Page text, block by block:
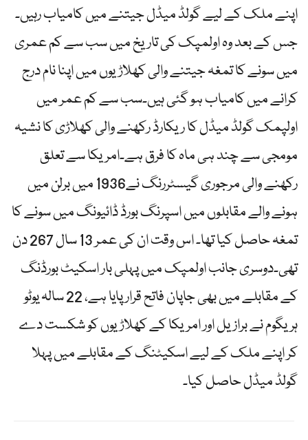
اپنے ملک کے لیے گولڈ میڈل جیتنے میں کامیاب رہیں۔
جس کے بعد وہ اولمپک کی تاریخ میں سب سے کم عمری
میں سونے کا تمغہ جیتنے والی کھلاڑیوں میں اپنا نام درج
کرانے میں کامیاب ہو گئی ہیں۔سب سے کم عمر میں
اولپمک گولڈ میڈل کا ریکارڈ رکھنے والی کھلاڑی کا نشیہ
مومجی سے چند ہی ماہ کا فرق ہے۔امریکا سے تعلق
رکھنے والی مرجوری گیسٹررنگ نے1936 میں برلن میں
ہونے والے مقابلوں میں اسپرنگ بورڈ ڈائیونگ میں سونے کا
تمغہ حاصل کیا تھا۔ اس وقت ان کی عمر 13 سال 267 دن
تھی۔دوسری جانب اولمپک میں پہلی بار اسکیٹ بورڈنگ
کے مقابلے میں بھی جاپان فاتح قرار پایا ہے، 22 سالہ یوٹو
ہریگوم نے برازیل اور امریکا کے کھلاڑیوں کو شکست دے
کر اپنے ملک کے لیے اسکیٹنگ کے مقابلے میں پہلا
گولڈ میڈل حاصل کیا۔